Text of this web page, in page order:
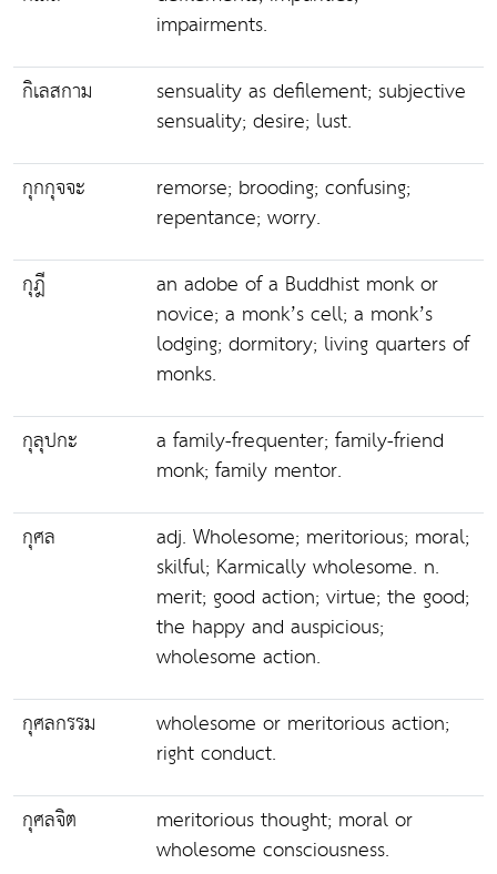
impairments.
กิเลสกาม
sensuality as defilement; subjective
sensuality; desire; lust.
กุกกุจจะ
remorse; brooding; confusing;
repentance; worry.
กุฎี
an adobe of a Buddhist monk or
novice; a monk’s cell; a monk’s
lodging; dormitory; living quarters of
monks.
กุลุปกะ
a family-frequenter; family-friend
monk; family mentor.
กุศล
adj. Wholesome; meritorious; moral;
skilful; Karmically wholesome. n.
merit; good action; virtue; the good;
the happy and auspicious;
wholesome action.
กุศลกรรม
wholesome or meritorious action;
right conduct.
กุศลจิต
meritorious thought; moral or
wholesome consciousness.